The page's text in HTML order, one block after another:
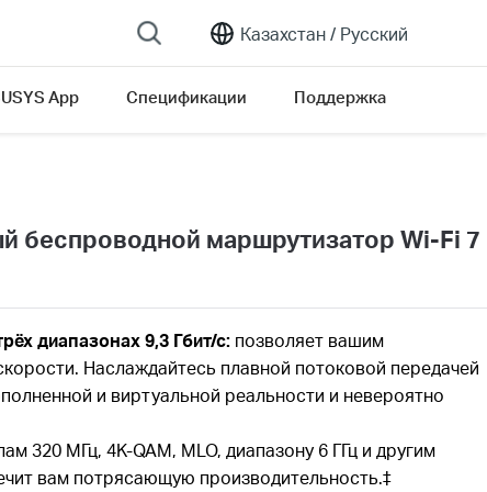
Казахстан / Русский
App Спецификации Поддержка
беспроводной маршрутизатор Wi-Fi 7
диапазонах 9,3 Гбит/с:позволяет вашим
Наслаждайтесь плавной потоковой передачей
и виртуальной реальности и невероятно
320 МГц, 4K-QAM, MLO, диапазону 6 ГГц и другим
вам потрясающую производительность.‡